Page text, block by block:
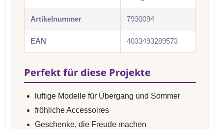
Artikelnummer 7930094
EAN 4033493289573
Perfekt für diese Projekte
luftige Modelle für Übergang und Sommer
fröhliche Accessoires
Geschenke, die Freude machen